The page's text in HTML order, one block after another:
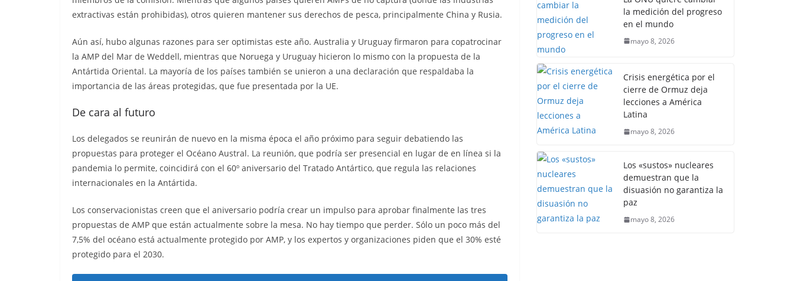
extractivas están prohibidas), otros quieren mantener sus derechos de pesca, principalmente China y Rusia.
Aún así, hubo algunas razones para ser optimistas este año. Australia y Uruguay firmaron para copatrocinar
la AMP del Mar de Weddell, mientras que Noruega y Uruguay hicieron lo mismo con la propuesta de la
Antártida Oriental. La mayoría de los países también se unieron a una declaración que respaldaba la
importancia de las áreas protegidas, que fue presentada por la UE.
De cara al futuro
Los delegados se reunirán de nuevo en la misma época el año próximo para seguir debatiendo las
propuestas para proteger el Océano Austral. La reunión, que podría ser presencial en lugar de en línea si la
pandemia lo permite, coincidirá con el 60º aniversario del Tratado Antártico, que regula las relaciones
internacionales en la Antártida.
Los conservacionistas creen que el aniversario podría crear un impulso para aprobar finalmente las tres
propuestas de AMP que están actualmente sobre la mesa. No hay tiempo que perder. Sólo un poco más del
7,5% del océano está actualmente protegido por AMP, y los expertos y organizaciones piden que el 30% esté
protegido para el 2030.
la medición del progreso
en el mundo
mayo 8, 2026
Crisis energética por el
cierre de Ormuz deja
lecciones a América
Latina
mayo 8, 2026
Los «sustos» nucleares
demuestran que la
disuasión no garantiza la
paz
mayo 8, 2026